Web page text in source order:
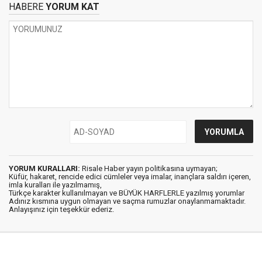
HABERE YORUM KAT
YORUM KURALLARI: Risale Haber yayın politikasına uymayan;
Küfür, hakaret, rencide edici cümleler veya imalar, inançlara saldırı içeren,
imla kuralları ile yazılmamış,
Türkçe karakter kullanılmayan ve BÜYÜK HARFLERLE yazılmış yorumlar
Adınız kısmına uygun olmayan ve saçma rumuzlar onaylanmamaktadır.
Anlayışınız için teşekkür ederiz.